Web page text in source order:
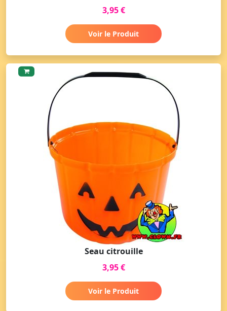
3,95 €
Voir le Produit
Seau citrouille
3,95 €
Voir le Produit